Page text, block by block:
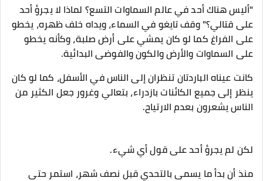
"أليس هناك أحد في عالم السماوات التسع؟ لماذا لا يجرؤ أحد
على قتالي؟" وقف تايغو في السماء، ويداه خلف ظهره، يخطو
على الفراغ كما لو كان يمشي على أرض صلبة، وكأنه يخطو
على السماوات والأرض والكون والفوضى البدائية.
كانت عيناه الباردتان تنظران إلى الناس في الأسفل، كما لو كان
ينظر إلى جميع الكائنات بازدراء، بتعالي وغرور جعل الكثير من
الناس يشعرون بعدم الارتياح.
لكن لم يجرؤ أحد على قول أي شيء.
منذ أن بدأ ما يسمى بالتحدي قبل نصف شهر، استمر حتى